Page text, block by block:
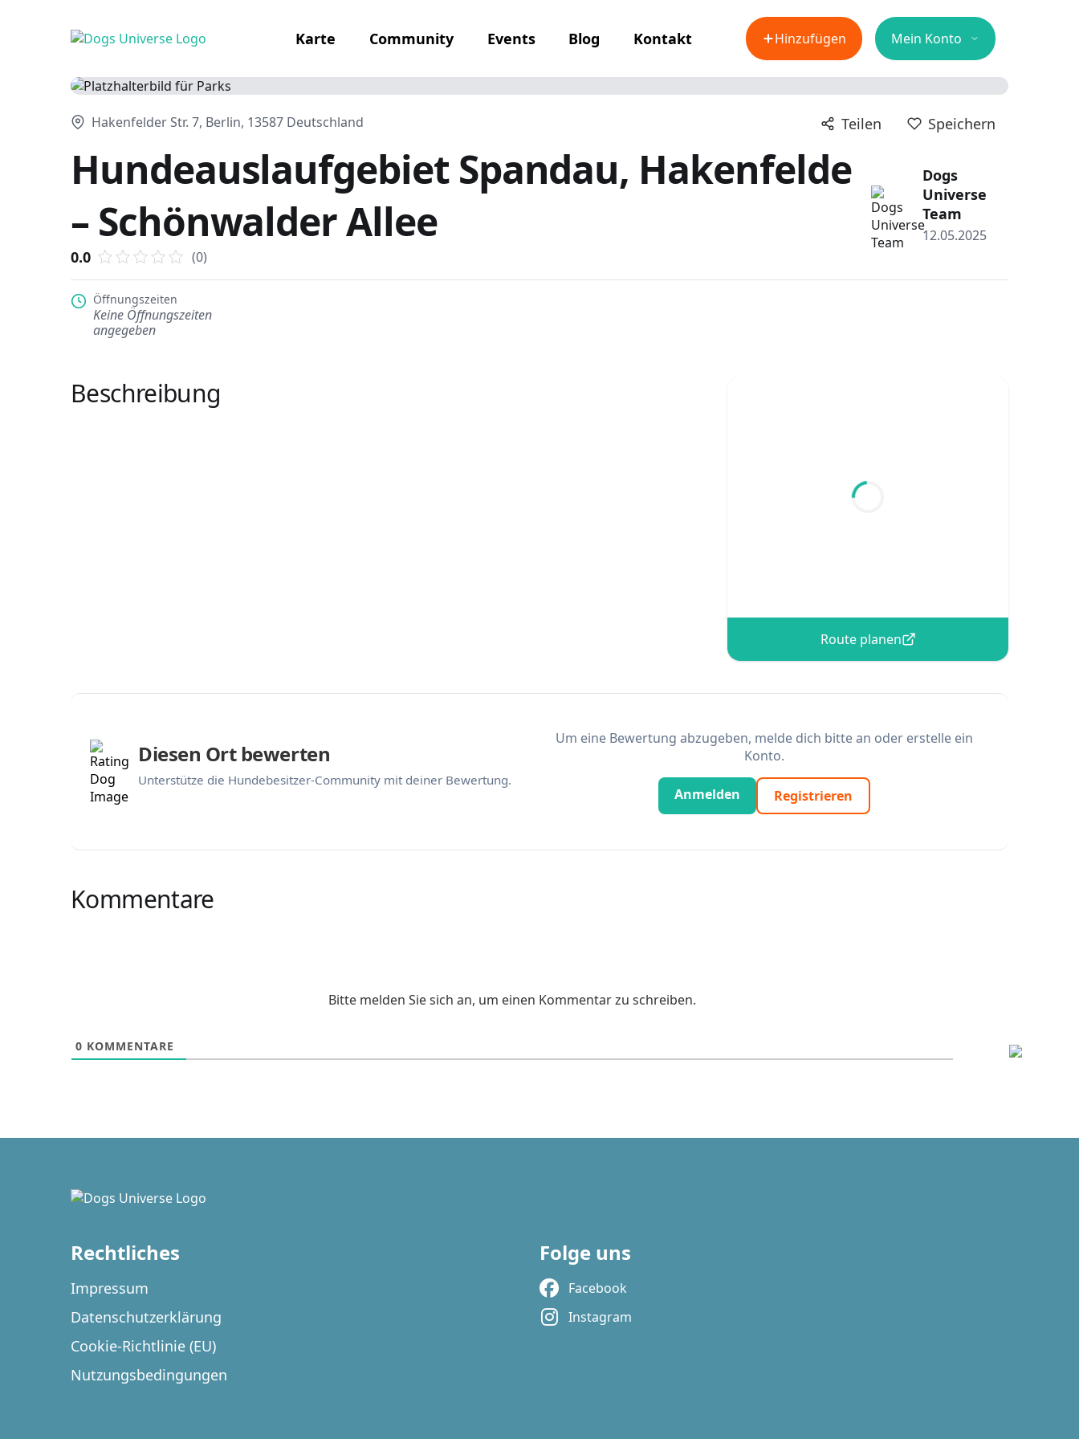
Karte Community Events Blog Kontakt Hinzufügen Mein Konto
Hakenfelder Str. 7, Berlin, 13587 Deutschland Teilen Speichern
Hundeauslaufgebiet Spandau, Hakenfelde
– Schönwalder Allee
0.0 (0)
Dogs
Universe
Team
12.05.2025
Öffnungszeiten
Keine Öffnungszeiten
angegeben
Beschreibung
Route planen
Diesen Ort bewerten
Unterstütze die Hundebesitzer-Community mit deiner Bewertung.
Um eine Bewertung abzugeben, melde dich bitte an oder erstelle ein
Konto.
Anmelden Registrieren
Kommentare
Bitte melden Sie sich an, um einen Kommentar zu schreiben.
0 KOMMENTARE
Rechtliches
Impressum
Datenschutzerklärung
Cookie-Richtlinie (EU)
Nutzungsbedingungen
Folge uns
Facebook
Instagram